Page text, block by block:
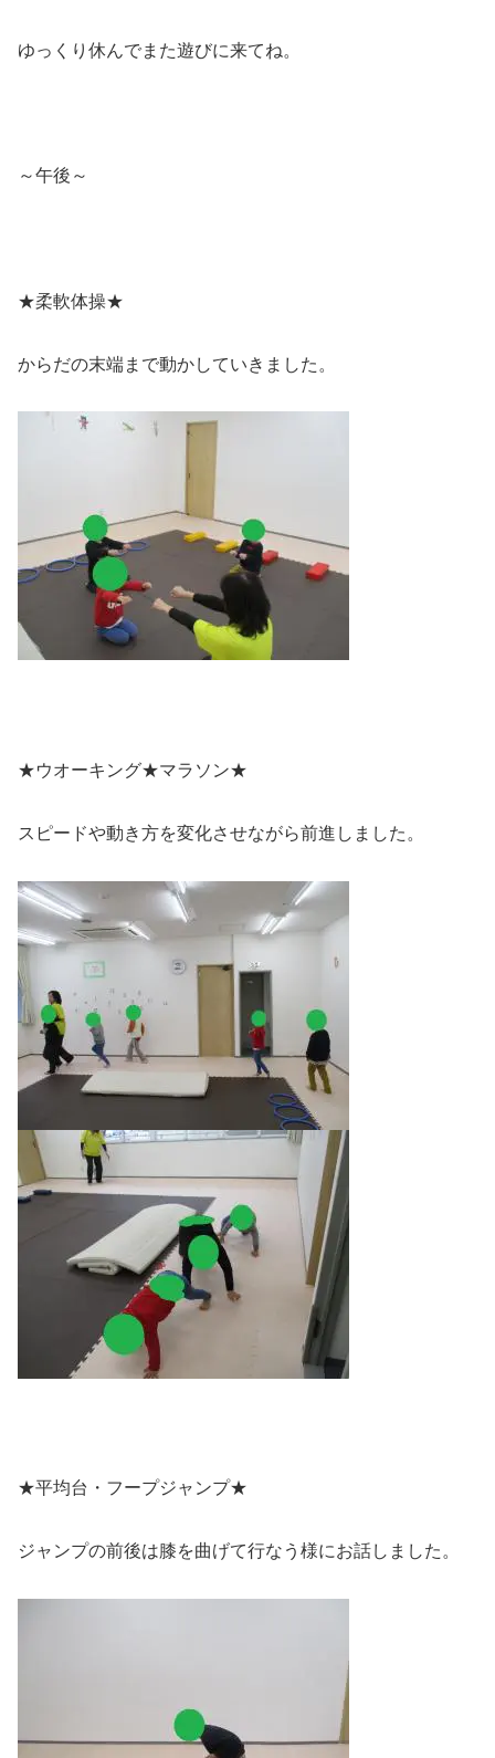
ゆっくり休んでまた遊びに来てね。
～午後～
★柔軟体操★
からだの末端まで動かしていきました。
★ウオーキング★マラソン★
スピードや動き方を変化させながら前進しました。
★平均台・フープジャンプ★
ジャンプの前後は膝を曲げて行なう様にお話しました。